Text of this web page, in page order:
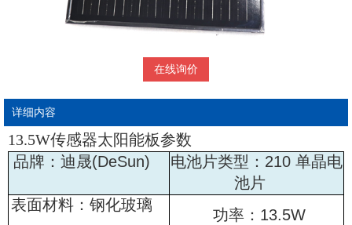
在线询价
详细内容
13.5W传感器太阳能板参数
品牌：迪晟(DeSun)
电池片类型：210 单晶电
池片
表面材料：钢化玻璃
功率：13.5W